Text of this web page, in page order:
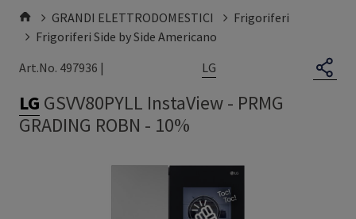
GRANDI ELETTRODOMESTICI
Frigoriferi
Frigoriferi Side by Side Americano
Art.No. 497936 |
LG
LG GSVV80PYLL InstaView- PRMG
GRADING ROBN - 10%